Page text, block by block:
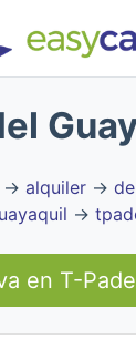
→ alquiler →
→
en T-